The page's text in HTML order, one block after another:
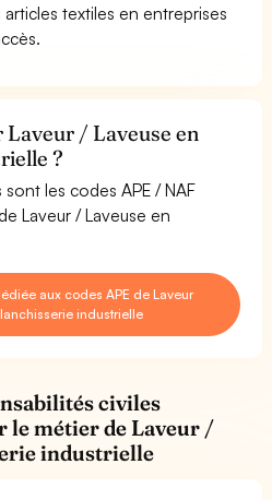
textiles en entreprises
Laveur / Laveuse en
?
les codes APE / NAF
Laveur / Laveuse en
aux codes APE de Laveur
industrielle
civiles
le métier de Laveur /
industrielle